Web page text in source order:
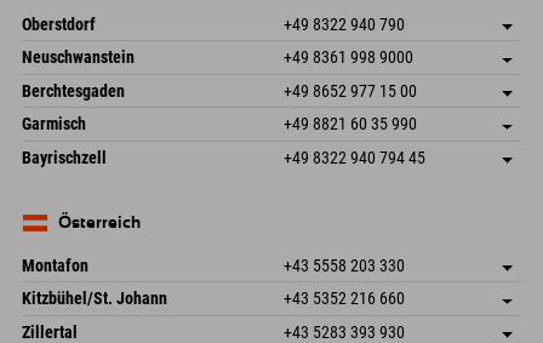
Oberstdorf +49 8322 940 790
An der Breitach 3
Deutschland
Adresse speichern
Buchen
Neuschwanstein +49 8361 998 9000
An der Riese 45
87484 Nesselwang im Allgäu
Deutschland
Adresse speichern
Buchen
Berchtesgaden +49 8652 977 15 00
Hofreitstr. 7
Deutschland
Adresse speichern
Buchen
Garmisch +49 8821 60 35 990
Frickenstraße 22
82490 Farchant
Adresse speichern
Bayrischzell +49 8322 940 794 45
Deutschland
Österreich
Montafon +43 5558 203 330
Dorfstr. 127b
6793 Gaschurn/Montafon
Österreich
Adresse speichern
Buchen
Kitzbühel/St. Johann +43 5352 216 660
Speckbacherstraße 87
Adresse speichern
Zillertal +43 5283 393 930